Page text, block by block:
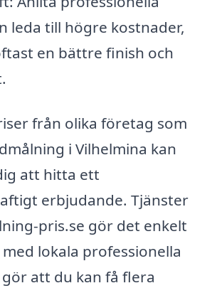
leda till högre kostnader,
en bättre finish och
från olika företag som
i Vilhelmina kan
att hitta ett
erbjudande. Tjänster
pris.se gör det enkelt
lokala professionella
att du kan få flera